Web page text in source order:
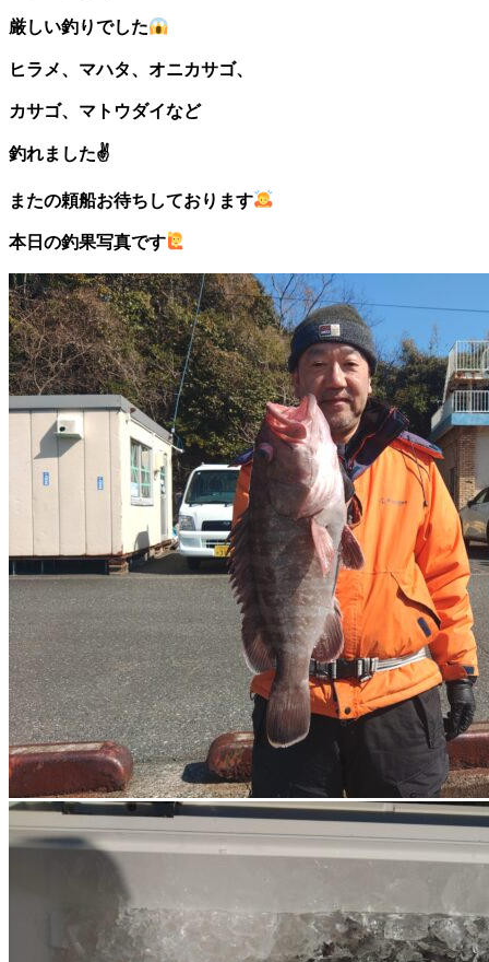
厳しい釣りでした
ヒラメ、マハタ、オニカサゴ、
カサゴ、マトウダイなど
釣れました✌️
またの頼船お待ちしております
本日の釣果写真です